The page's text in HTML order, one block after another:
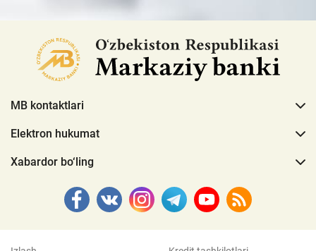
MB kontaktlari
Elektron hukumat
Xabardor bo‘ling